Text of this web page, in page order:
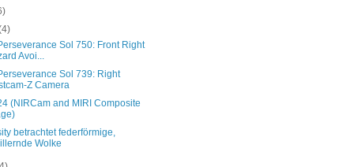
Sol 750: Front Right
Avoi...
Sol 739: Right
Z Camera
(NIRCam and MIRI Composite
betrachtet federförmige,
Wolke